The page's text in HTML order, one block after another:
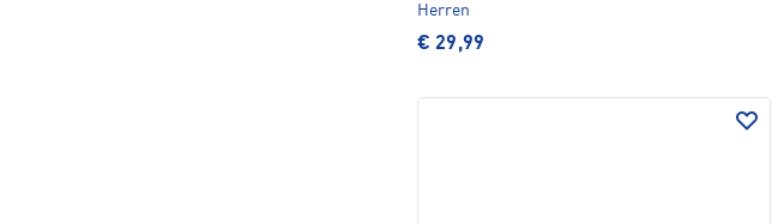
Herren
€ 29,99